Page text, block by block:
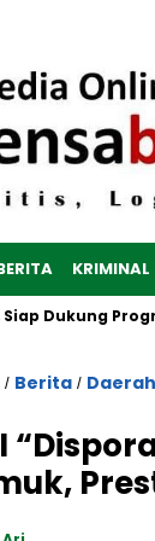
KRIMINAL
Program
/ Berita / Daerah